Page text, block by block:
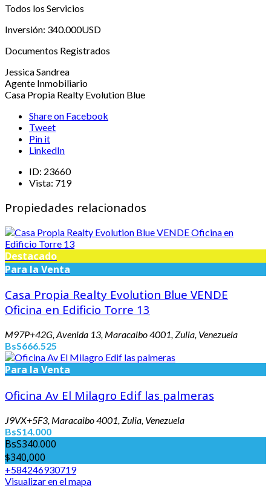
Todos los Servicios
Inversión: 340.000USD
Documentos Registrados
Jessica Sandrea
Agente Inmobiliario
Casa Propia Realty Evolution Blue
Share on Facebook
Tweet
Pin it
LinkedIn
ID: 23660
Vista: 719
Propiedades relacionados
Destacado
Para la Venta
Casa Propia Realty Evolution Blue VENDE
Oficina en Edificio Torre 13
M97P+42G, Avenida 13, Maracaibo 4001, Zulia, Venezuela
BsS666.525
Para la Venta
Oficina Av El Milagro Edif las palmeras
J9VX+5F3, Maracaibo 4001, Zulia, Venezuela
BsS14.000
BsS340.000
$340,000
+584246930719
Visualizar en el mapa